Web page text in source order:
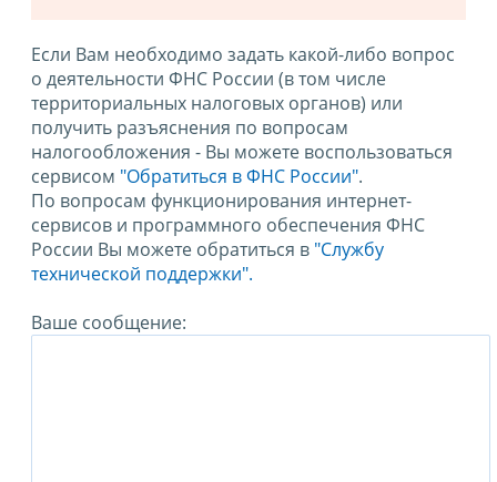
Если Вам необходимо задать какой-либо вопрос
о деятельности ФНС России (в том числе
территориальных налоговых органов) или
получить разъяснения по вопросам
налогообложения - Вы можете воспользоваться
сервисом "Обратиться в ФНС России".
По вопросам функционирования интернет-
сервисов и программного обеспечения ФНС
России Вы можете обратиться в "Службу
технической поддержки".
Ваше сообщение: